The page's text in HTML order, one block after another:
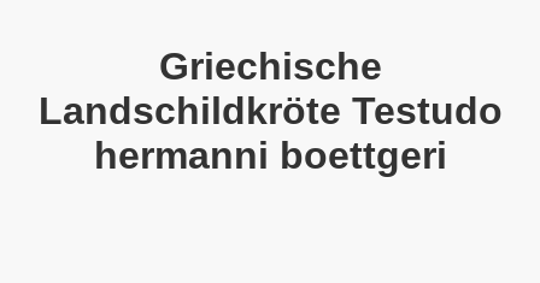
Griechische
Landschildkröte Testudo
hermanni boettgeri